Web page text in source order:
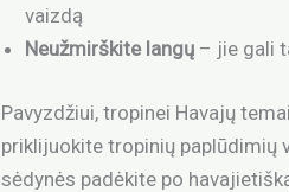
vaizdą
Neužmirškite langų – jie gali
Pavyzdžiui, tropinei Havajų
priklijuokite tropinių paplūdimių
sėdynės padėkite po